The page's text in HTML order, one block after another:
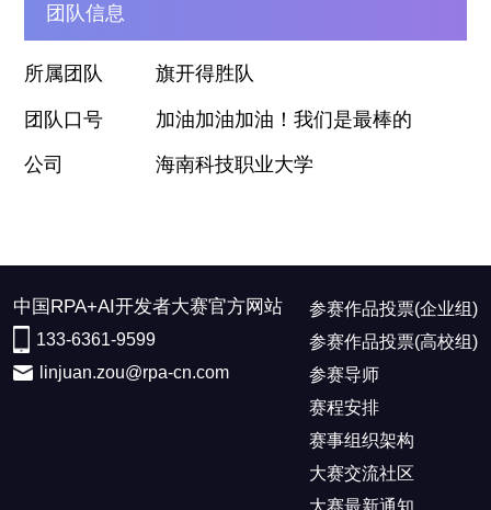
团队信息
所属团队 旗开得胜队
团队口号 加油加油加油！我们是最棒的
公司 海南科技职业大学
中国RPA+AI开发者大赛官方网站
133-6361-9599
linjuan.zou@rpa-cn.com
参赛作品投票(企业组)
参赛作品投票(高校组)
参赛导师
赛程安排
赛事组织架构
大赛交流社区
大赛最新通知